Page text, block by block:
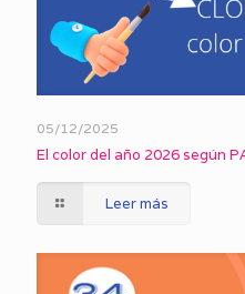
05/12/2025
El color del año 2026 según
Leer más